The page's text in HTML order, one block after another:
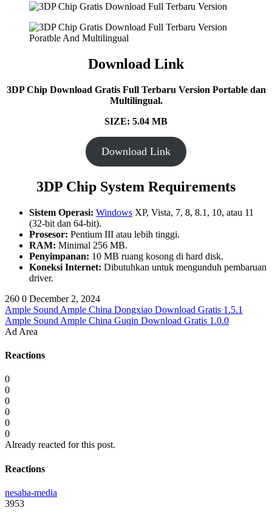
Download Link
3DP Chip Download Gratis Full Terbaru Version Portable dan
Multilingual.
SIZE: 5.04 MB
Download Link
3DP Chip System Requirements
Sistem Operasi: Windows XP, Vista, 7, 8, 8.1, 10, atau 11
(32-bit dan 64-bit).
Prosesor: Pentium III atau lebih tinggi.
RAM: Minimal 256 MB.
Penyimpanan: 10 MB ruang kosong di hard disk.
Koneksi Internet: Dibutuhkan untuk mengunduh pembaruan
driver.
260 0 December 2, 2024
Ample Sound Ample China Dongxiao Download Gratis 1.5.1
Ample Sound Ample China Guqin Download Gratis 1.0.0
Ad Area
Reactions
0
0
0
0
0
0
Already reacted for this post.
Reactions
nesaba-media
3953